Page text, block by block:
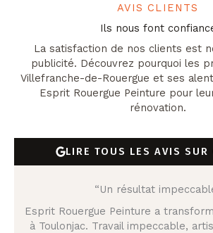
AVIS CLIENTS
Ils nous font
La satisfaction de nos clients est
publicité. Découvrez pourquoi les
Villefranche-de-Rouergue et ses
Esprit Rouergue Peinture pour
rénovation.
LIRE TOUS LES AVIS SUR
“Un résultat
Esprit Rouergue Peinture a
à Toulonjac. Travail impeccable,